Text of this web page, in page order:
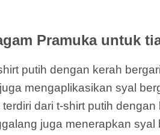
Pramuka untuk
putih dengan kerah
mengaplikasikan syal
dari t-shirt putih
juga menerapkan